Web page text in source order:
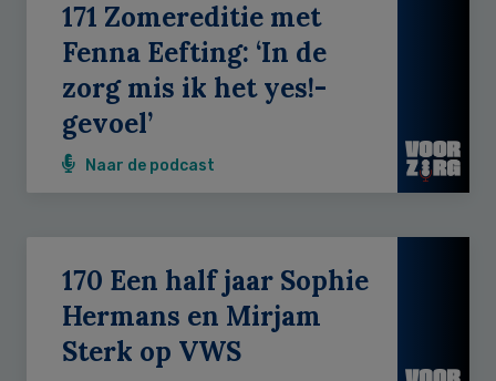
171 Zomereditie met
Fenna Eefting: ‘In de
zorg mis ik het yes!-
gevoel’
Naar de podcast
170 Een half jaar Sophie
Hermans en Mirjam
Sterk op VWS